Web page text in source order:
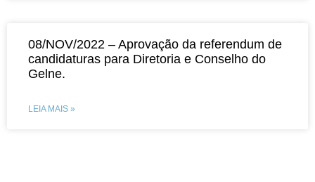
08/NOV/2022 – Aprovação da referendum de
candidaturas para Diretoria e Conselho do
Gelne.
LEIA MAIS »